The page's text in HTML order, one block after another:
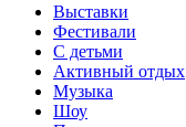
Выставки
Фестивали
С детьми
Активный отдых
Музыка
Шоу